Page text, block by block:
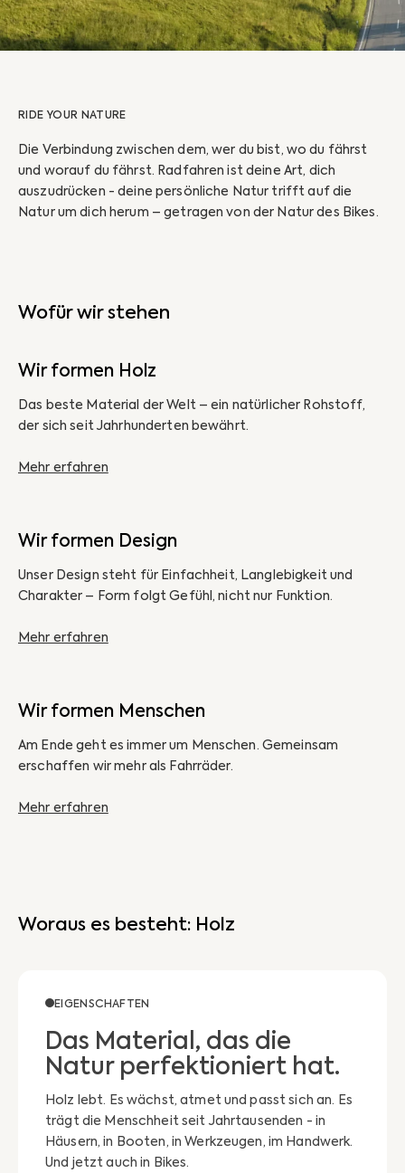
RIDE YOUR NATURE
Die Verbindung zwischen dem, wer du bist, wo du fährst
und worauf du fährst. Radfahren ist deine Art, dich
auszudrücken - deine persönliche Natur trifft auf die
Natur um dich herum – getragen von der Natur des Bikes.
Wofür wir stehen
Wir formen Holz
Das beste Material der Welt – ein natürlicher Rohstoff,
der sich seit Jahrhunderten bewährt.
Mehr erfahren
Wir formen Design
Unser Design steht für Einfachheit, Langlebigkeit und
Charakter – Form folgt Gefühl, nicht nur Funktion.
Mehr erfahren
Wir formen Menschen
Am Ende geht es immer um Menschen. Gemeinsam
erschaffen wir mehr als Fahrräder.
Mehr erfahren
Woraus es besteht: Holz
EIGENSCHAFTEN
Das Material, das die
Natur perfektioniert hat.
Holz lebt. Es wächst, atmet und passt sich an. Es
trägt die Menschheit seit Jahrtausenden - in
Häusern, in Booten, in Werkzeugen, im Handwerk.
Und jetzt auch in Bikes.